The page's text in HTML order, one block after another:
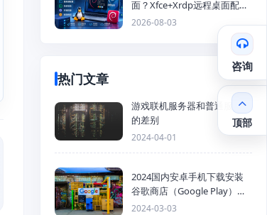
面？Xfce+Xrdp远程桌面配置
教程
2026-08-03
热门文章
游戏联机服务器和普通服务器
的差别
2024-04-01
2024国内安卓手机下载安装
谷歌商店（Google Play）详
细步骤
2024-03-03
咨询
顶部